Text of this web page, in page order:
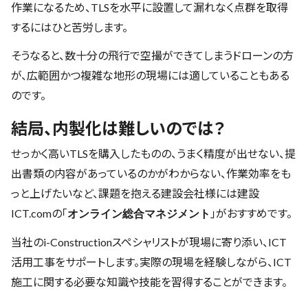
作業になるため、TLSを水平に設置して漏れなく点群を取得
するにはひと苦労します。
そうなると、数十分の飛行で空撮ができてしまうドローンの方
が、広範囲かつ複雑な地形の現場には適していることもある
のです。
結局、内製化は難しいのでは？
せっかく高いTLSを購入したものの、うまく精度が出せない、提
出書類の内容があっているのかがわからない、作業効率をも
っと上げたいなど、課題を抱える建設会社様には建設
ICT.comの「オンライン総合マネジメント 」がおすすめです。
当社のi-Constructionスペシャリストが現場に寄り添い、ICT
活用工事をサポートします。実際の現場を経験しながら、ICT
施工に関する必要な知識や技能を習得することができます。